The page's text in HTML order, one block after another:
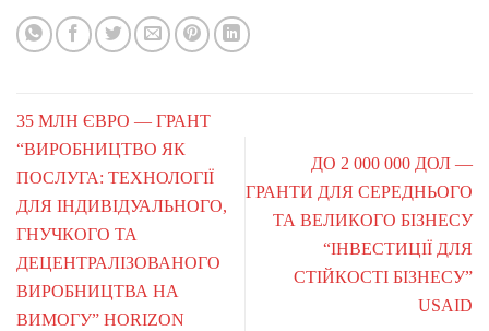
35 МЛН ЄВРО — ГРАНТ
“ВИРОБНИЦТВО ЯК
ПОСЛУГА: ТЕХНОЛОГІЇ
ДЛЯ ІНДИВІДУАЛЬНОГО,
ГНУЧКОГО ТА
ДЕЦЕНТРАЛІЗОВАНОГО
ВИРОБНИЦТВА НА
ВИМОГУ” HORIZON
ДО 2 000 000 ДОЛ —
ГРАНТИ ДЛЯ СЕРЕДНЬОГО
ТА ВЕЛИКОГО БІЗНЕСУ
“ІНВЕСТИЦІЇ ДЛЯ
СТІЙКОСТІ БІЗНЕСУ”
USAID